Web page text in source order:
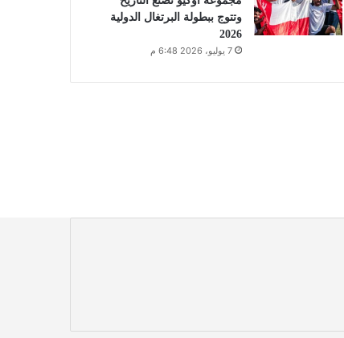
وتتوج ببطولة البرتغال الدولية
2026
7 يوليو، 2026 6:48 م